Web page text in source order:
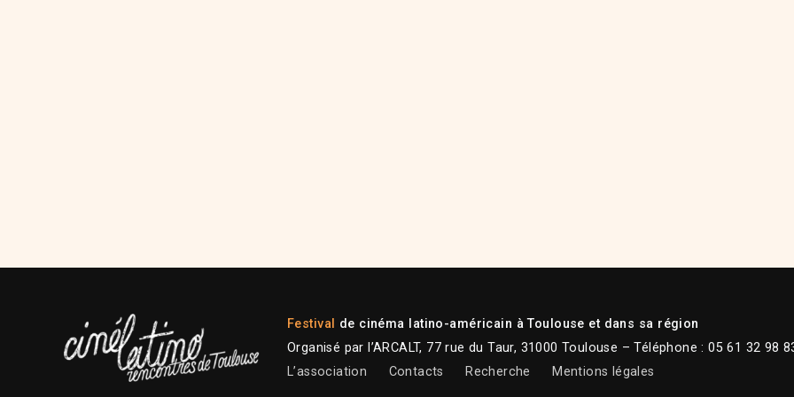
Festival de cinéma latino-américain à Toulouse et dans sa région
Organisé par l’ARCALT, 77 rue du Taur, 31000 Toulouse – Téléphone : 05 61 32 98
L’association
Contacts Recherche Mentions légales